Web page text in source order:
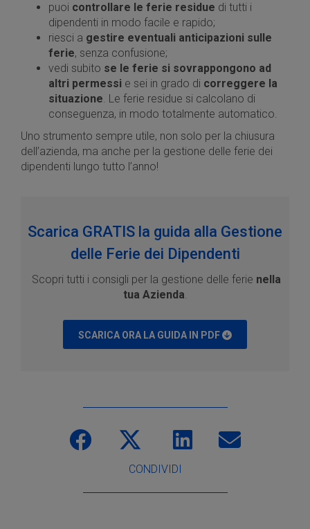
puoi controllare le ferie residue di tutti i
dipendenti in modo facile e rapido;
riesci a gestire eventuali anticipazioni sulle
ferie, senza confusione;
vedi subito se le ferie si sovrappongono ad
altri permessi e sei in grado di correggere la
situazione. Le ferie residue si calcolano di
conseguenza, in modo totalmente automatico.
Uno strumento sempre utile, non solo per la chiusura
dell’azienda, ma anche per la gestione delle ferie dei
dipendenti lungo tutto l’anno!
Scarica GRATIS la guida alla Gestione
delle Ferie dei Dipendenti
Scopri tutti i consigli per la gestione delle ferie nella
tua Azienda.
SCARICA ORA LA GUIDA IN PDF
CONDIVIDI